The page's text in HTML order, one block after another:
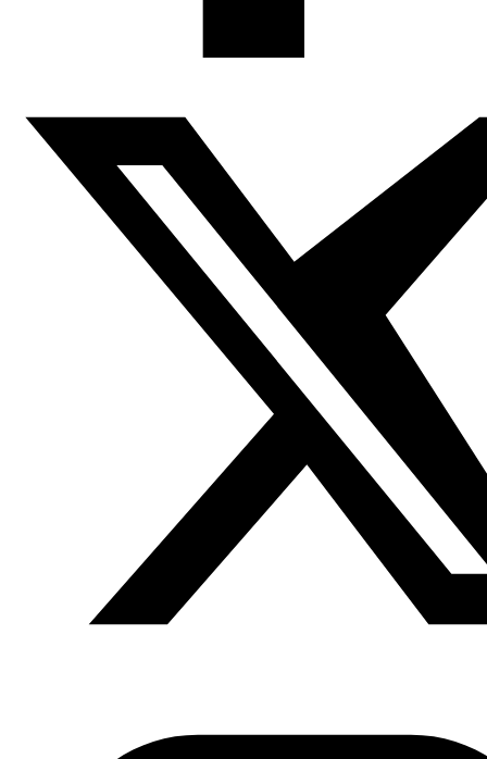
CASA ÁRABE, 14 de enero de 2016, 19:00 horas
c/ Alcalá, 62, Madrid
(En inglés, con interpretación simultánea al español)
Como complemento a la exposición “Cálamos y viñetas:
cómic árabe en movimiento” dos ilustradores charlarán
sobre el panorama actual.
Dos representantes de esta escena vibrante y actual
que representa el cómic y la novela gráfica en el mundo
árabe ofrecen esta charla: Lina Ghaibeh, ilustradora y
profesora en la Universidad Americana de Beirut; e Issam
Smiri, diseñador gráfico, ilustrador y autor de cómic. A
través de un diálogo conducido por el comisario de la
muestra, Pedro Rojo, conoceremos de primera mano los
pormenores del proceso creativo de estos artistas, el
contexto de producción y circulación de las obras entre